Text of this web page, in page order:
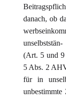
danach, ob
(Art. 5 und
5 Abs. 2
für in